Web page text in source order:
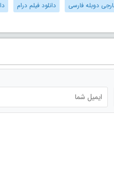
دوبله فارسی دانلود فیلم درام